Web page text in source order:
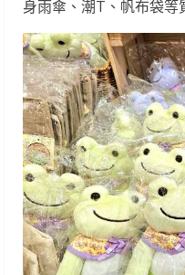
身雨傘、潮T、帆布袋等